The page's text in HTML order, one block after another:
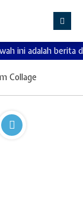
ini adalah berita
Collage